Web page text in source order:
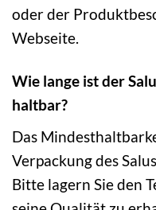
oder der
Webseite.
Wie lange ist der
haltbar?
Das
Verpackung des
Bitte lagern Sie den